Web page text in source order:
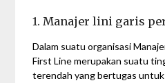
1. Manajer lini garis
Dalam suatu organisasi
First Line merupakan suatu
terendah yang bertugas